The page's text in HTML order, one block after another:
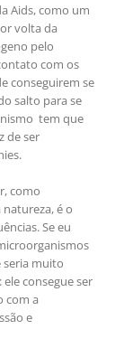
Aids, como um
volta da
pelo
com os
conseguirem se
salto para se
tem que
de ser
como
é o
Se eu
seria muito
consegue ser
com a
e